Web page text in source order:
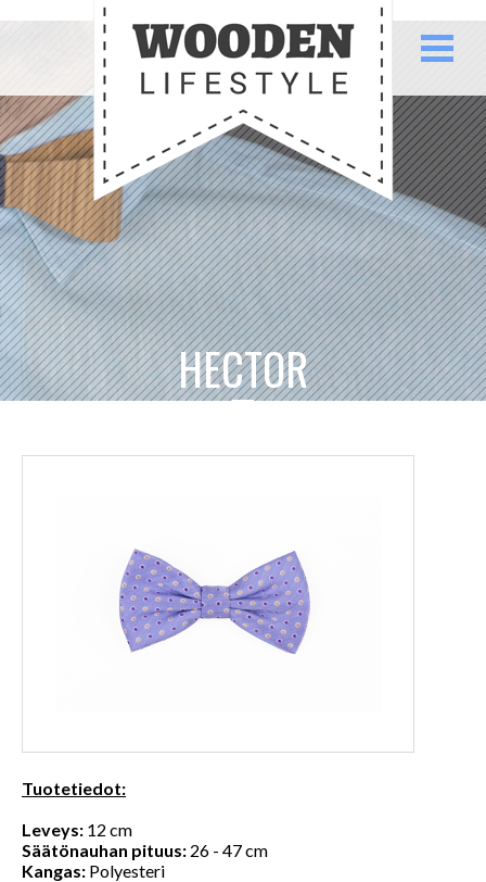
HECTOR
Tuotetiedot:
Leveys: 12 cm
Säätönauhan pituus: 26 - 47 cm
Kangas: Polyesteri